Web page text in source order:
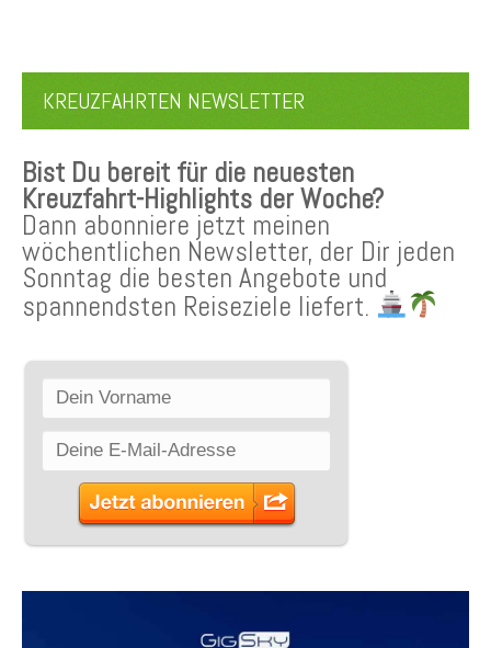
KREUZFAHRTEN NEWSLETTER
Bist Du bereit für die neuesten
Kreuzfahrt-Highlights der Woche?
Dann abonniere jetzt meinen
wöchentlichen Newsletter, der Dir jeden
Sonntag die besten Angebote und
spannendsten Reiseziele liefert.